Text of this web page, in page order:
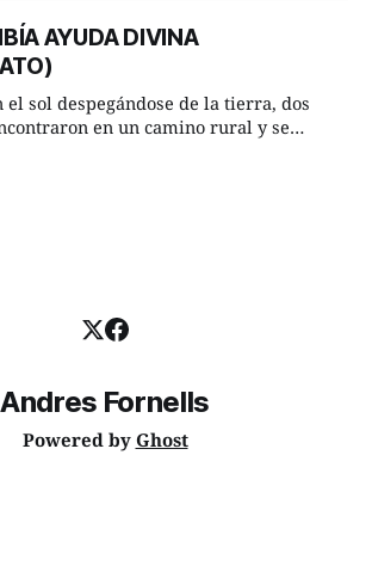
¿qué es el amor según tú? Su
muy prudente y astuto le respondió de
AYUDA DIVINA
el sol despegándose de la tierra, dos
en un camino rural y se
saber uno. —Eso acabo de
Andres Fornells
Powered by Ghost